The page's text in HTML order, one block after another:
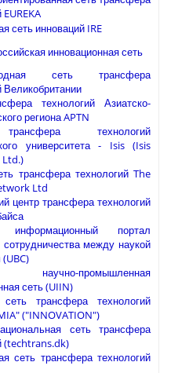
сеть инноваций IRE
инновационная сеть
сеть трансфера
Великобритании
технологий Азиатско-
региона APTN
технологий
университета - Isis (Isis
трансфера технологий The
Ltd
центр трансфера технологий
информационный портал
между наукой
научно-промышленная
сеть (UIIN)
сеть трансфера технологий
("INNOVATION")
сеть трансфера
(techtrans.dk)
сеть трансфера технологий